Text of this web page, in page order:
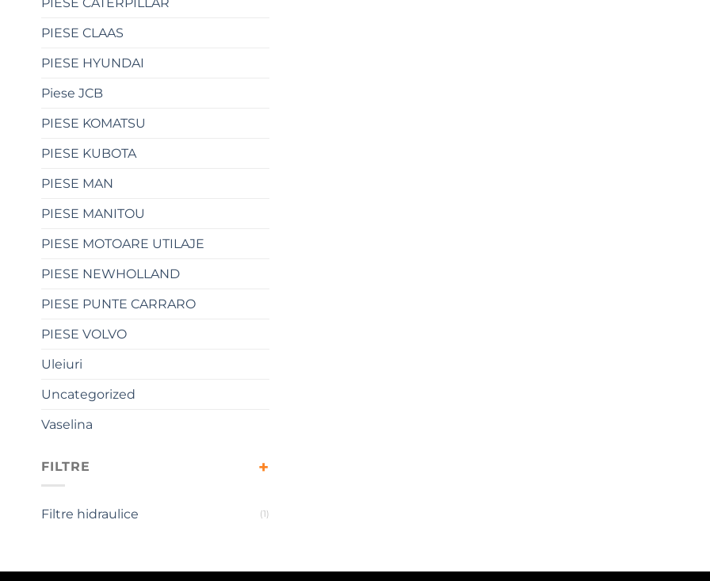
PIESE CLAAS
PIESE HYUNDAI
Piese JCB
PIESE KOMATSU
PIESE KUBOTA
PIESE MAN
PIESE MANITOU
PIESE MOTOARE UTILAJE
PIESE NEWHOLLAND
PIESE PUNTE CARRARO
PIESE VOLVO
Uleiuri
Uncategorized
Vaselina
FILTRE
Filtre hidraulice (1)